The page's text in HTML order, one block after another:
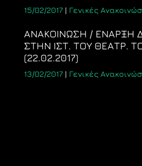
15/02/2017 | Γενικές
ΑΝΑΚΟΙΝΩΣΗ / ΕΝΑΡΞΗ
ΣΤΗΝ ΙΣΤ. ΤΟΥ ΘΕΑΤΡ.
(22.02.2017)
13/02/2017 | Γενικές